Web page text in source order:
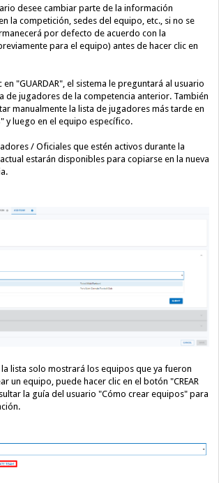
desee cambiar parte de la información
la competición, sedes del equipo, etc., si no se
por defecto de acuerdo con la
para el equipo) antes de hacer clic en
en "GUARDAR", el sistema le preguntará al usuario
de jugadores de la competencia anterior. También
manualmente la lista de jugadores más tarde en
y luego en el equipo específico.
/ Oficiales que estén activos durante la
estarán disponibles para copiarse en la nueva
la lista solo mostrará los equipos que ya fueron
un equipo, puede hacer clic en el botón "CREAR
la guía del usuario "Cómo crear equipos" para